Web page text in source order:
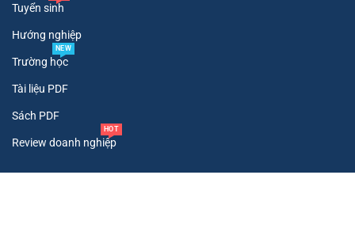
Tuyển sinh
Hướng nghiệp
Trường học
NEW
Tài liệu PDF
Sách PDF
Review doanh nghiệp
HOT